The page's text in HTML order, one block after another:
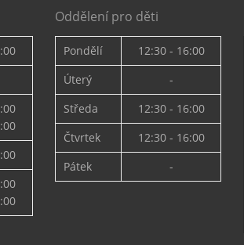
Oddělení pro děti
Pondělí
12:30 - 16:00
Úterý
-
Středa
12:30 - 16:00
Čtvrtek
12:30 - 16:00
Pátek
-